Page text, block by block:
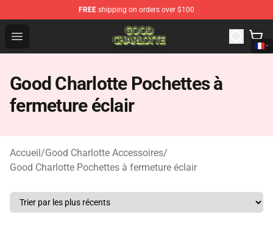
FREE shipping on orders over $100
Open menu
Good Charlotte Store - Official Good Charlotte
Good Charlotte Pochettes à
fermeture éclair
Accueil/Good Charlotte Accessoires/
Good Charlotte Pochettes à fermeture éclair